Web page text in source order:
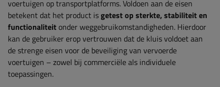
voertuigen op transportplatforms. Voldoen aan de eisen
betekent dat het product isgetest op sterkte, stabiliteit en
functionaliteit onder weggebruikomstandigheden. Hierdoor
kan de gebruiker erop vertrouwen dat de kluis voldoet aan
de strenge eisen voor de beveiliging van vervoerde
voertuigen – zowel bij commerciële als individuele
toepassingen.